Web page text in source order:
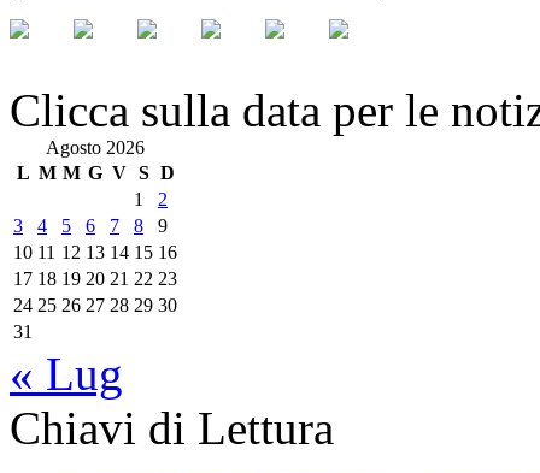
Clicca sulla data per le
Agosto 2026
L M M G V S D
1
2
3
4 5 6 7 8
9
10 11 12 13 14 15 16
17 18 19 20 21 22 23
24 25 26 27 28 29 30
31
« Lug
Chiavi di Lettura